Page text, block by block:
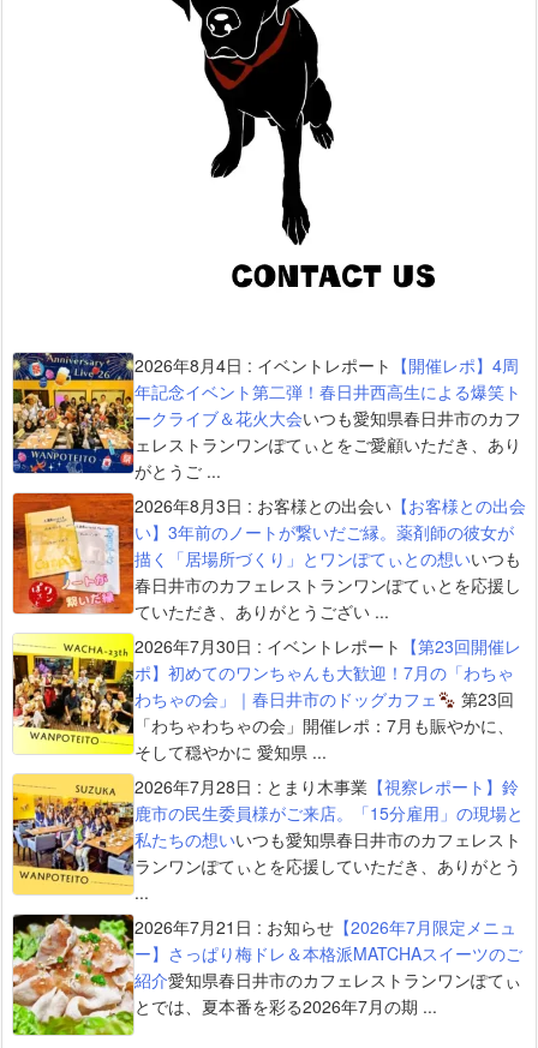
2026年8月4日 : イベントレポート 【開催レポ】4周
年記念イベント第二弾！春日井西高生による爆笑ト
ークライブ＆花火大会いつも愛知県春日井市のカフ
ェレストランワンぽてぃとをご愛顧いただき、あり
がとうご ...
2026年8月3日 : お客様との出会い 【お客様との出会
い】3年前のノートが繋いだご縁。薬剤師の彼女が
描く「居場所づくり」とワンぽてぃとの想いいつも
春日井市のカフェレストランワンぽてぃとを応援し
ていただき、ありがとうござい ...
2026年7月30日 : イベントレポート 【第23回開催レ
ポ】初めてのワンちゃんも大歓迎！7月の「わちゃ
わちゃの会」｜春日井市のドッグカフェ
第23回
「わちゃわちゃの会」開催レポ：7月も賑やかに、
そして穏やかに 愛知県 ...
2026年7月28日 : とまり木事業 【視察レポート】鈴
鹿市の民生委員様がご来店。「15分雇用」の現場と
私たちの想いいつも愛知県春日井市のカフェレスト
ランワンぽてぃとを応援していただき、ありがとう
...
2026年7月21日 : お知らせ 【2026年7月限定メニュ
ー】さっぱり梅ドレ＆本格派MATCHAスイーツのご
紹介愛知県春日井市のカフェレストランワンぽてぃ
とでは、夏本番を彩る2026年7月の期 ...